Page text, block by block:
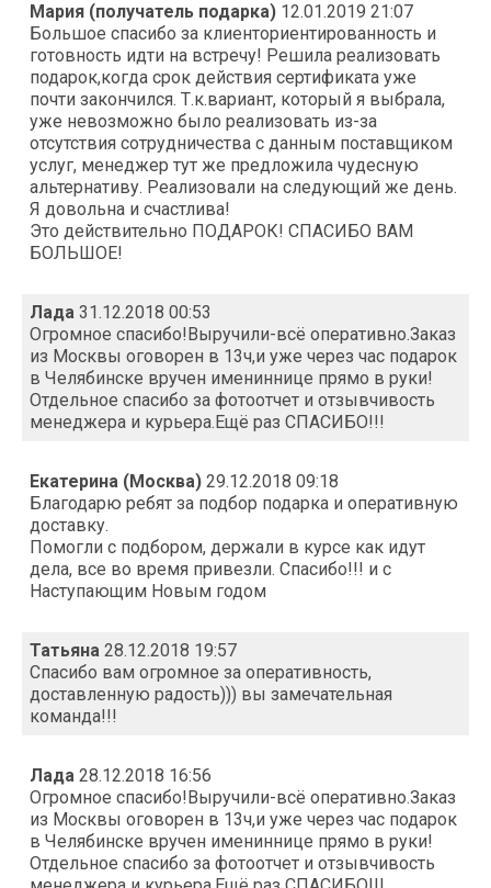
Мария (получатель подарка) 12.01.2019 21:07
Большое спасибо за клиенториентированность и
готовность идти на встречу! Решила реализовать
подарок,когда срок действия сертификата уже
почти закончился. Т.к.вариант, который я выбрала,
уже невозможно было реализовать из-за
отсутствия сотрудничества с данным поставщиком
услуг, менеджер тут же предложила чудесную
альтернативу. Реализовали на следующий же день.
Я довольна и счастлива!
Это действительно ПОДАРОК! СПАСИБО ВАМ
БОЛЬШОЕ!
Лада 31.12.2018 00:53
Огромное спасибо!Выручили-всё оперативно.Заказ
из Москвы оговорен в 13ч,и уже через час подарок
в Челябинске вручен имениннице прямо в руки!
Отдельное спасибо за фотоотчет и отзывчивость
менеджера и курьера.Ещё раз СПАСИБО!!!
Екатерина (Москва) 29.12.2018 09:18
Благодарю ребят за подбор подарка и оперативную
доставку.
Помогли с подбором, держали в курсе как идут
дела, все во время привезли. Спасибо!!! и с
Наступающим Новым годом
Татьяна 28.12.2018 19:57
Спасибо вам огромное за оперативность,
доставленную радость))) вы замечательная
команда!!!
Лада 28.12.2018 16:56
Огромное спасибо!Выручили-всё оперативно.Заказ
из Москвы оговорен в 13ч,и уже через час подарок
в Челябинске вручен имениннице прямо в руки!
Отдельное спасибо за фотоотчет и отзывчивость